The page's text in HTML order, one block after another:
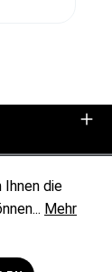
Ihnen die
Mehr